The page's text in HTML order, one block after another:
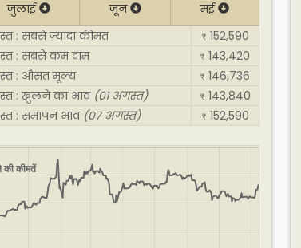
जुलाई जून
मई
: सबसे ज़्यादा कीमत
₹ 152,590
: सबसे कम दाम
₹ 143,420
: औसत मूल्य
₹ 146,736
: खुलने का भाव (01 अगस्त) ₹ 143,840
: समापन भाव (07 अगस्त) ₹ 152,590
की कीमतें